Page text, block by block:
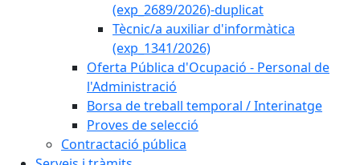
(exp_2689/2026)-duplicat
Tècnic/a auxiliar d'informàtica
(exp_1341/2026)
Oferta Pública d'Ocupació - Personal de
l'Administració
Borsa de treball temporal / Interinatge
Proves de selecció
Contractació pública